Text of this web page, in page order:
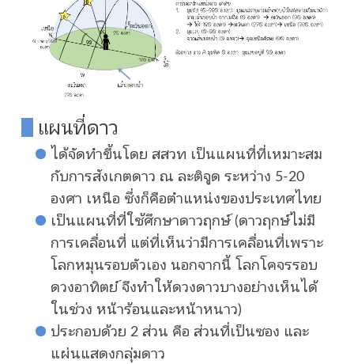
แผนที่ดาว
ได้จัดทำขึ้นโดย สสวท เป็นแผนที่ที่เหมาะสม
กับการสังเกตดาว ณ ละติจูด ระหว่าง 5-20
องศา เหนือ ซึ่งก็คือตำแหน่งของประเทศไทย
เป็นแผนที่ที่ใช้ศึกษาดาวฤกษ์ (ดาวฤกษ์ไม่มี
การเคลื่อนที่ แต่ที่เห็นว่ามีการเคลื่อนที่เพราะ
โลกหมุนรอบตัวเอง นอกจากนี้ โลกโคจรรอบ
ดวงอาทิตย์ จึงทำให้ดวงดาวบางอย่างเห็นได้
ในช่วง หน้าร้อนและหน้าหนาว)
ประกอบด้วย 2 ส่วน คือ ส่วนที่เป็นซอง และ
แผ่นแสดงกลุ่มดาว